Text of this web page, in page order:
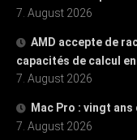
7. August 2026
AMD accepte de
capacités de calcul
7. August 2026
Mac Pro : vingt
7. August 2026